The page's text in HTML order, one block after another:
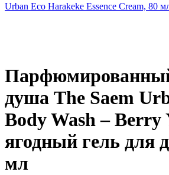
Urban Eco Harakeke Essence Cream, 80
душа The Saem
Body Wash – Berry
ягодный гель для
мл